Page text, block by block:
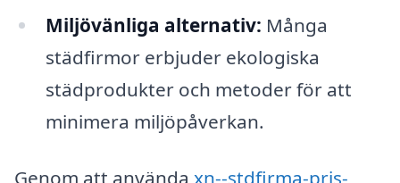
Miljövänliga alternativ: Många
städfirmor erbjuder ekologiska
städprodukter och metoder för att
minimera miljöpåverkan.
Genom att använda xn--stdfirma-pris-